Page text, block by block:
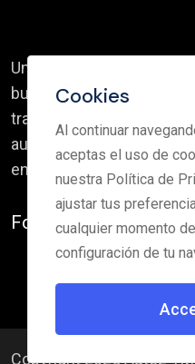
Un portal creado para
buscan transparencia,
transacción. Explora
auto en minutos y
en tiempo real.
Follow Us:
Copyright 2025 Autoz
Cookies
Al continuar
aceptas el uso de
nuestra Política de
ajustar tus
cualquier momento
configuración de tu